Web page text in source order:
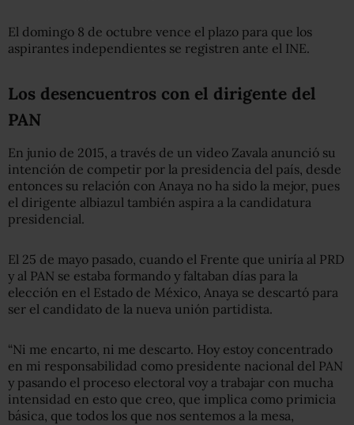
El domingo 8 de octubre vence el plazo para que los
aspirantes independientes se registren ante el INE.
Los desencuentros con el dirigente del
PAN
En junio de 2015, a través de un video Zavala anunció su
intención de competir por la presidencia del país, desde
entonces su relación con Anaya no ha sido la mejor, pues
el dirigente albiazul también aspira a la candidatura
presidencial.
El 25 de mayo pasado, cuando el Frente que uniría al PRD
y al PAN se estaba formando y faltaban días para la
elección en el Estado de México, Anaya se descartó para
ser el candidato de la nueva unión partidista.
“Ni me encarto, ni me descarto. Hoy estoy concentrado
en mi responsabilidad como presidente nacional del PAN
y pasando el proceso electoral voy a trabajar con mucha
intensidad en esto que creo, que implica como primicia
básica, que todos los que nos sentemos a la mesa,